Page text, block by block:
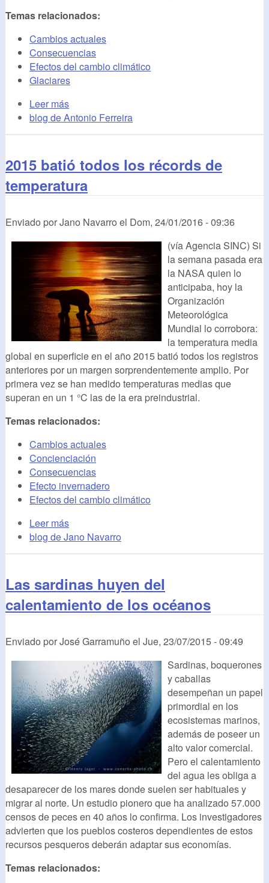
Temas relacionados:
Cambios actuales
Consecuencias
Efectos del cambio climático
Glaciares
Leer más
blog de Antonio Ferreira
2015 batió todos los récords de
temperatura
Enviado porJano Navarro el Dom, 24/01/2016 - 09:36
(vía Agencia SINC) Si
la semana pasada era
la NASA quien lo
anticipaba, hoy la
Organización
Meteorológica
Mundial lo corrobora:
la temperatura media
global en superficie en el año 2015 batió todos los registros
anteriores por un margen sorprendentemente amplio. Por
primera vez se han medido temperaturas medias que
superan en un 1 °C las de la era preindustrial.
Temas relacionados:
Cambios actuales
Concienciación
Consecuencias
Efecto invernadero
Efectos del cambio climático
Leer más
blog de Jano Navarro
Las sardinas huyen del
calentamiento de los océanos
Enviado porJosé Garramuño el Jue, 23/07/2015 - 09:49
Sardinas, boquerones
y caballas
desempeñan un papel
primordial en los
ecosistemas marinos,
además de poseer un
alto valor comercial.
Pero el calentamiento
del agua les obliga a
desaparecer de los mares donde suelen ser habituales y
migrar al norte. Un estudio pionero que ha analizado 57.000
censos de peces en 40 años lo confirma. Los investigadores
advierten que los pueblos costeros dependientes de estos
recursos pesqueros deberán adaptar sus economías.
Temas relacionados: